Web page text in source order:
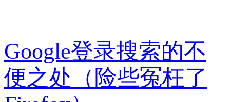
Google登录搜索的不
便之处（险些冤枉了